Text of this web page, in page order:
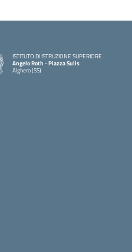
ISTITUTO DI ISTRUZIONE SUPERIORE
Angelo Roth - Piazza Sulis
Alghero (SS)
— Visita la pagina iniziale della scuola